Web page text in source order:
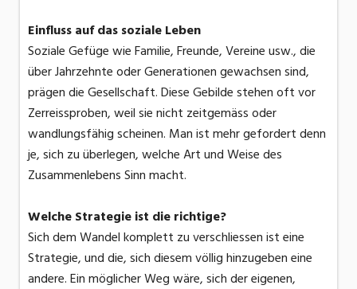
Einfluss auf das soziale Leben
Soziale Gefüge wie Familie, Freunde, Vereine usw., die
über Jahrzehnte oder Generationen gewachsen sind,
prägen die Gesellschaft. Diese Gebilde stehen oft vor
Zerreissproben, weil sie nicht zeitgemäss oder
wandlungsfähig scheinen. Man ist mehr gefordert denn
je, sich zu überlegen, welche Art und Weise des
Zusammenlebens Sinn macht.
Welche Strategie ist die richtige?
Sich dem Wandel komplett zu verschliessen ist eine
Strategie, und die, sich diesem völlig hinzugeben eine
andere. Ein möglicher Weg wäre, sich der eigenen,